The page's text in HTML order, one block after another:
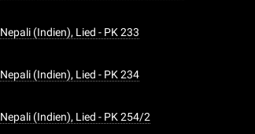
Nepali (Indien), Lied - PK 233
Nepali (Indien), Lied - PK 234
Nepali (Indien), Lied - PK 254/2